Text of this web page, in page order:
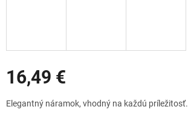
16,49 €
cena:
Elegantný náramok, vhodný na každú príležitosť.